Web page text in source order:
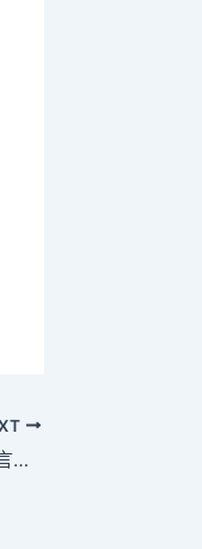
南無第三世多杰羌佛說《世法哲言》（二十二）